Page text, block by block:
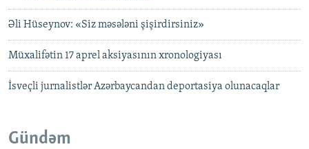
Əli Hüseynov: «Siz məsələni şişirdirsiniz»
Müxalifətin 17 aprel aksiyasının xronologiyası
İsveçli jurnalistlər Azərbaycandan deportasiya olunacaqlar
Gündəm